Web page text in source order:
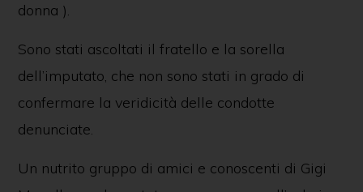
donna ).
Sono stati ascoltati il fratello e la sorella
dell’imputato, che non sono stati in grado di
confermare la veridicità delle condotte
denunciate.
Un nutrito gruppo di amici e conoscenti di Gigi